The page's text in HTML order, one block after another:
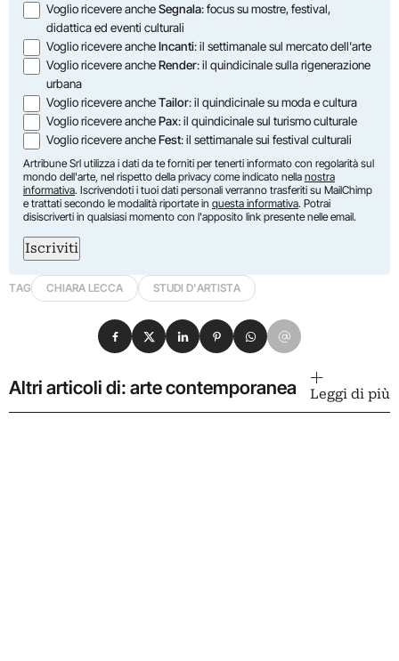
Opzioni
Voglio ricevere ancheSegnala: focus su mostre, festival,
didattica ed eventi culturali
Voglio ricevere ancheIncanti: il settimanale sul mercato dell'arte
Voglio ricevere ancheRender: il quindicinale sulla rigenerazione
urbana
Voglio ricevere ancheTailor: il quindicinale su moda e cultura
Voglio ricevere anchePax: il quindicinale sul turismo culturale
Voglio ricevere ancheFest: il settimanale sui festival culturali
Artribune Srl utilizza i dati da te forniti per tenerti informato con regolarità sul
mondo dell'arte, nel rispetto della privacy come indicato nella nostra
informativa. Iscrivendoti i tuoi dati personali verranno trasferiti su MailChimp
e trattati secondo le modalità riportate in questa informativa. Potrai
disiscriverti in qualsiasi momento con l'apposito link presente nelle email.
Iscriviti
TAG CHIARA LECCA STUDI D'ARTISTA
Condividi su Facebook
Condividi su X
Condividi su LinkedIn
Condividi su Pinterest
Condividi su WhatsApp
Condividi su Email
Altri articoli di: arte contemporanea Leggi di più